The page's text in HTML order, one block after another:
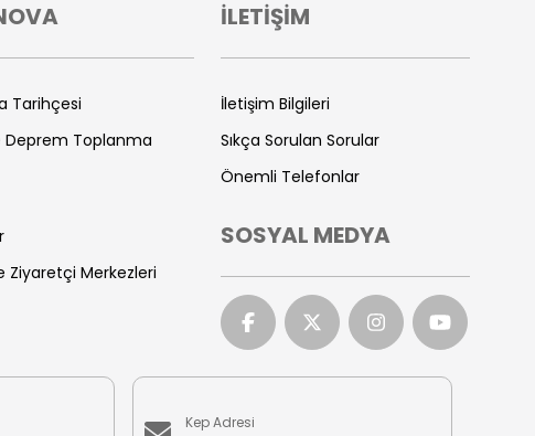
Tarihçesi
Toplanma
Ziyaretçi Merkezleri
İLETİŞİM
İletişim Bilgileri
Sıkça Sorulan Sorular
Önemli Telefonlar
SOSYAL MEDYA
Kep Adresi